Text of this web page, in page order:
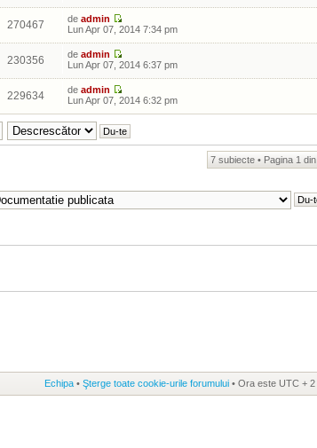
270467 de admin
Lun Apr 07, 2014 7:34 pm
230356 de admin
Lun Apr 07, 2014 6:37 pm
229634 de admin
Lun Apr 07, 2014 6:32 pm
7 subiecte • Pagina 1 din
Echipa • Şterge toate cookie-urile forumului • Ora este UTC + 2